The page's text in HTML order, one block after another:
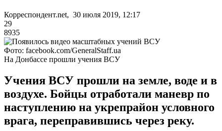
Корреспондент.net, 30 июля 2019, 12:17
29
8935
Фото: facebook.com/GeneralStaff.ua
На Донбассе прошли учения ВСУ
Учения ВСУ прошли на земле, воде и в
воздухе. Бойцы отработали маневр по
наступлению на укрепрайон условного
врага, переправившись через реку.